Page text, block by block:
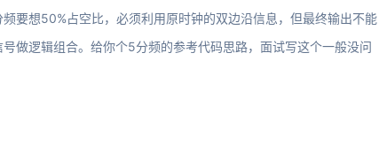
要想50%占空比，必须利用原时钟的双边沿信息，但最终输出不能
做逻辑组合。给你个5分频的参考代码思路，面试写这个一般没问